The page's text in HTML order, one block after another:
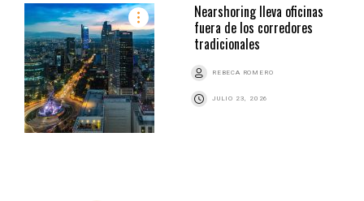
Nearshoring lleva oficinas
fuera de los corredores
tradicionales
REBECA ROMERO
JULIO 23, 2026